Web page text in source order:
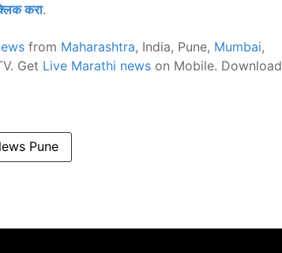
करा.
from Maharashtra, India, Pune, Mumbai,
Get Live Marathi news on Mobile. Download
Pune